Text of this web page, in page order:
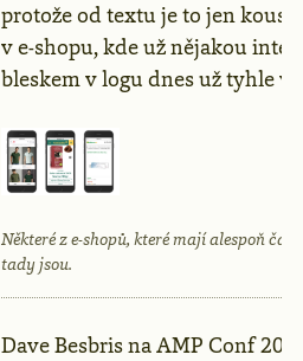
protože od textu je to jen
v e-shopu, kde už nějakou
bleskem v logu dnes už tyhle
Některé z e-shopů, které mají alespoň
tady jsou.
Dave Besbris na AMP Conf